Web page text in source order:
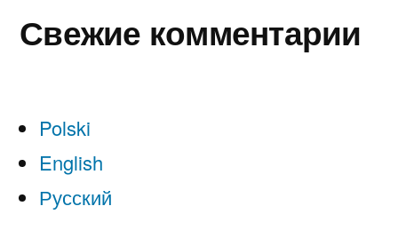
Свежие комментарии
Polski
English
Русский